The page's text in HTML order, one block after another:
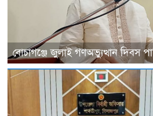
বোচাগঞ্জে জুলাই গণঅভ্যুত্থান দিবস